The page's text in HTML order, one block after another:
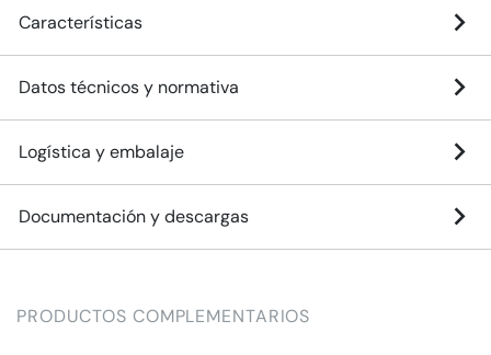
Características
Datos técnicos y normativa
Logística y embalaje
Documentación y descargas
PRODUCTOS COMPLEMENTARIOS